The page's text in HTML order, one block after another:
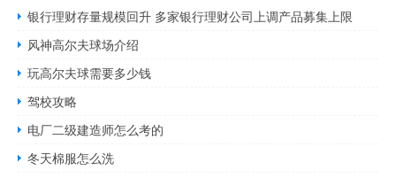
银行理财存量规模回升 多家银行理财公司上调产品募集上限
风神高尔夫球场介绍
玩高尔夫球需要多少钱
驾校攻略
电厂二级建造师怎么考的
冬天棉服怎么洗